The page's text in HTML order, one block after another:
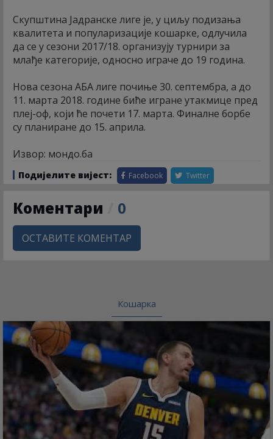
Скупштина Јадранске лиге је, у циљу подизања
квалитета и популаризације кошарке, одлучила
да се у сезони 2017/18. организују турнири за
млађе категорије, односно играче до 19 година.
Нова сезона АБА лиге почиње 30. септембра, а до
11. марта 2018. године биће игране утакмице пред
плеј-оф, који ће почети 17. марта. Финалне борбе
су планиране до 15. априла.
Извор: мондо.ба
Подијелите вијест: Facebook Twitter
Коментари 0
ОСТАВИТЕ КОМЕНТАР
Кошарка